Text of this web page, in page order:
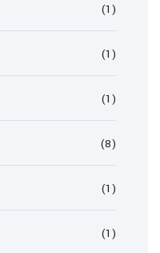
(1)
(1)
(1)
(8)
(1)
(1)